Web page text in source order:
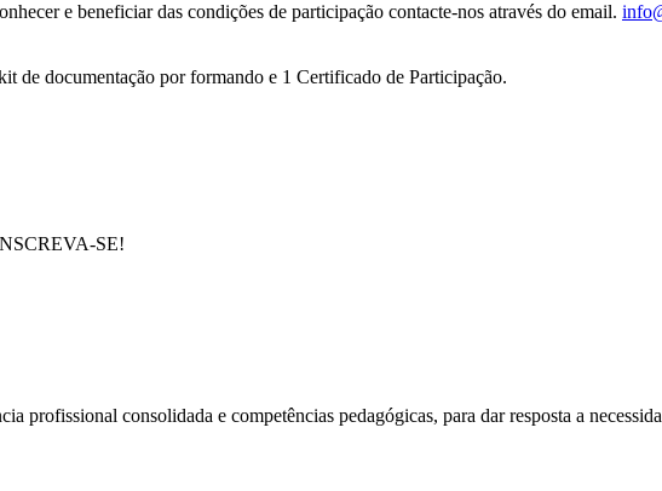
e beneficiar das condições de participação contacte-nos através do email.
de documentação por formando e 1 Certificado de Participação.
SE!
profissional consolidada e competências pedagógicas, para dar resposta a